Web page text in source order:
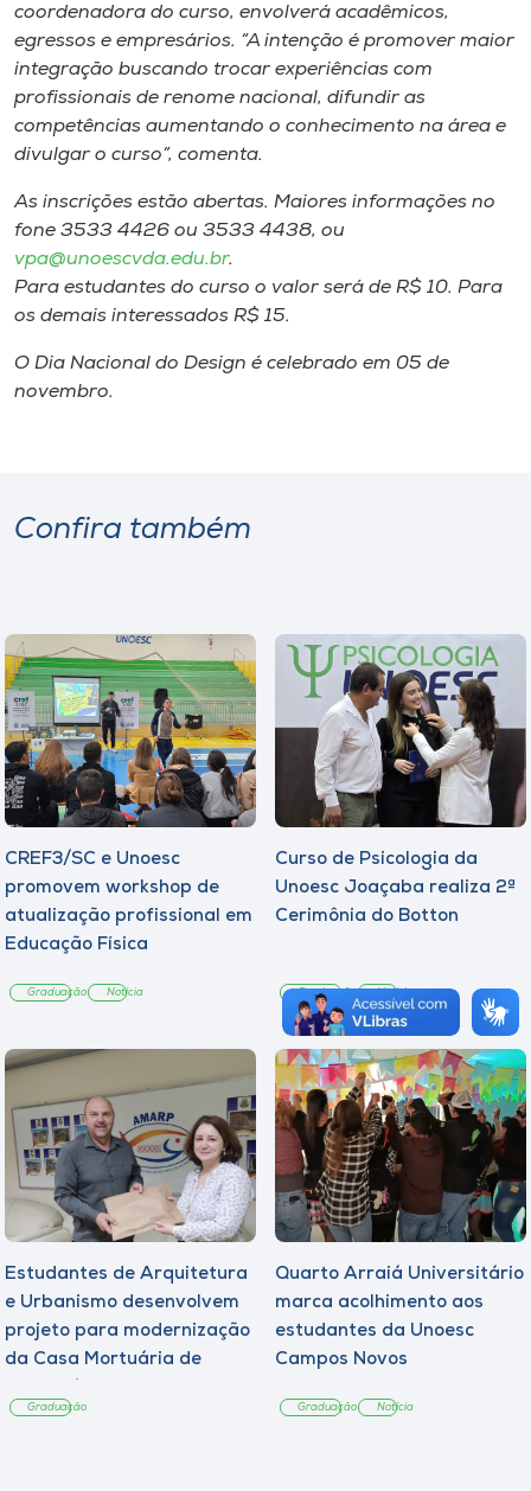
Store
Selecione
o idioma
A-
coordenadora do curso, envolverá acadêmicos,
egressos e empresários. “A intenção é promover maior
integração buscando trocar experiências com
profissionais de renome nacional, difundir as
competências aumentando o conhecimento na área e
divulgar o curso”, comenta.
As inscrições estão abertas. Maiores informações no
fone 3533 4426 ou 3533 4438, ou
vpa@unoescvda.edu.br.
Para estudantes do curso o valor será de R$ 10. Para
os demais interessados R$ 15.
O Dia Nacional do Design é celebrado em 05 de
novembro.
Confira também
CREF3/SC e Unoesc
promovem workshop de
atualização profissional em
Educação Física
Graduação Notícia
Curso de Psicologia da
Unoesc Joaçaba realiza 2ª
Cerimônia do Botton
Graduação
Estudantes de Arquitetura
e Urbanismo desenvolvem
projeto para modernização
da Casa Mortuária de
Graduação
Quarto Arraiá Universitário
marca acolhimento aos
estudantes da Unoesc
Campos Novos
Graduação Notícia